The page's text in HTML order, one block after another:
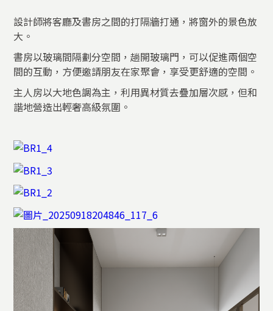
設計師將客廳及書房之間的打隔牆打通，將窗外的景色放
大。
書房以玻璃間隔劃分空間，趟開玻璃門，可以促進兩個空
間的互動，方便邀請朋友在家聚會，享受更舒適的空間。
主人房以大地色調為主，利用異材質去疊加層次感，但和
諧地營造出輕奢高級氛圍。